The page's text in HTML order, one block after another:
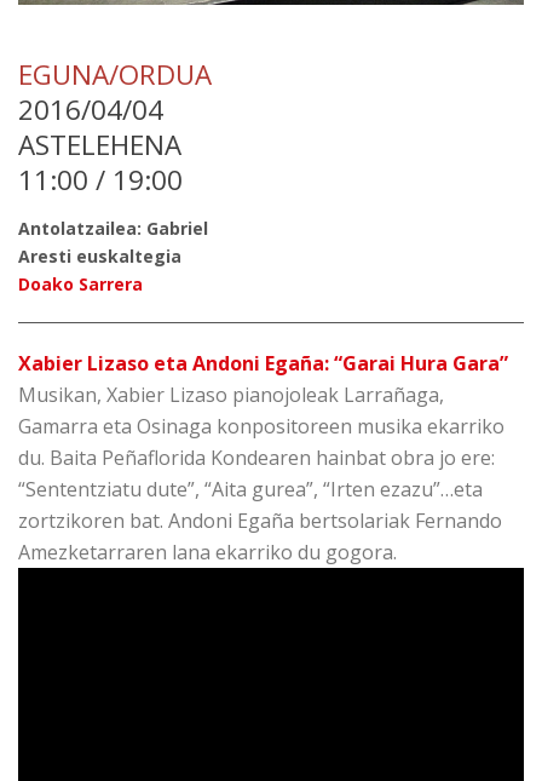
EGUNA/ORDUA
2016/04/04
ASTELEHENA
11:00 / 19:00
Antolatzailea: Gabriel
Aresti euskaltegia
Doako Sarrera
Xabier Lizaso eta Andoni Egaña: “Garai Hura Gara”
Musikan, Xabier Lizaso pianojoleak Larrañaga,
Gamarra eta Osinaga konpositoreen musika ekarriko
du. Baita Peñaflorida Kondearen hainbat obra jo ere:
“Sententziatu dute”, “Aita gurea”, “Irten ezazu”…eta
zortzikoren bat. Andoni Egaña bertsolariak Fernando
Amezketarraren lana ekarriko du gogora.